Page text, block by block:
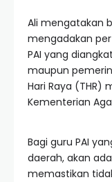
Ali mengatakan
mengadakan
PAI yang
maupun
Hari Raya (THR)
Kementerian
Bagi guru PAI
daerah, akan
memastikan